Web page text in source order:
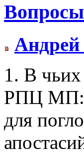
1. В
РПЦ МП:
для